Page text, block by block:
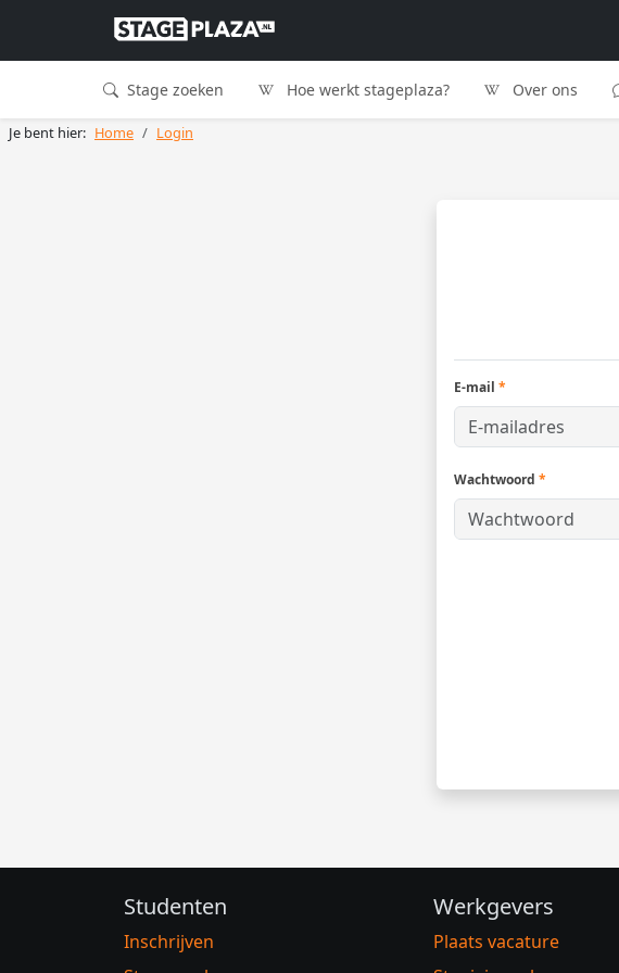
Stage zoeken Hoe werkt stageplaza? Over ons
Je bent hier: Home Login
E-mail *
Wachtwoord *
Studenten
Inschrijven
Werkgevers
Plaats vacature